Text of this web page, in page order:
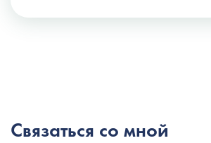
Связаться со мной